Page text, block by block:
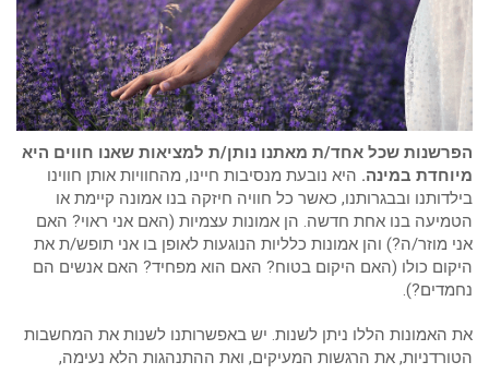
הפרשנות שכל אחד/ת מאתנו נותן/ת למציאות שאנו חווים היא
מיוחדת במינה. היא נובעת מנסיבות חיינו, מהחוויות אותן חווינו
בילדותנו ובבגרותנו, כאשר כל חוויה חיזקה בנו אמונה קיימת או
הטמיעה בנו אחת חדשה. הן אמונות עצמיות (האם אני ראוי? האם
אני מוזר/ה?) והן אמונות כלליות הנוגעות לאופן בו אני תופש/ת את
היקום כולו (האם היקום בטוח? האם הוא מפחיד? האם אנשים הם
נחמדים?).
את האמונות הללו ניתן לשנות. יש באפשרותנו לשנות את המחשבות
הטורדניות, את הרגשות המעיקים, ואת ההתנהגות הלא נעימה,